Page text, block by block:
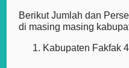
Berikut Jumlah dan
di masing masing
Kabupaten Fakfak